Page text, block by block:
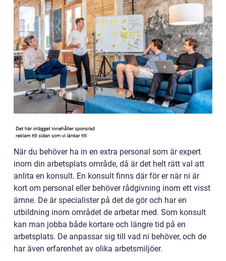
När du behöver ha in en extra personal som är expert
inom din arbetsplats område, då är det helt rätt val att
anlita en konsult. En konsult finns där för er när ni är
kort om personal eller behöver rådgivning inom ett visst
ämne. De är specialister på det de gör och har en
utbildning inom området de arbetar med. Som konsult
kan man jobba både kortare och längre tid på en
arbetsplats. De anpassar sig till vad ni behöver, och de
har även erfarenhet av olika arbetsmiljöer.